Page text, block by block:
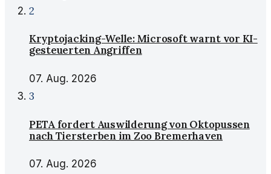
2
Kryptojacking-Welle: Microsoft warnt vor KI-
gesteuerten Angriffen
07. Aug. 2026
3
PETA fordert Auswilderung von Oktopussen
nach Tiersterben im Zoo Bremerhaven
07. Aug. 2026